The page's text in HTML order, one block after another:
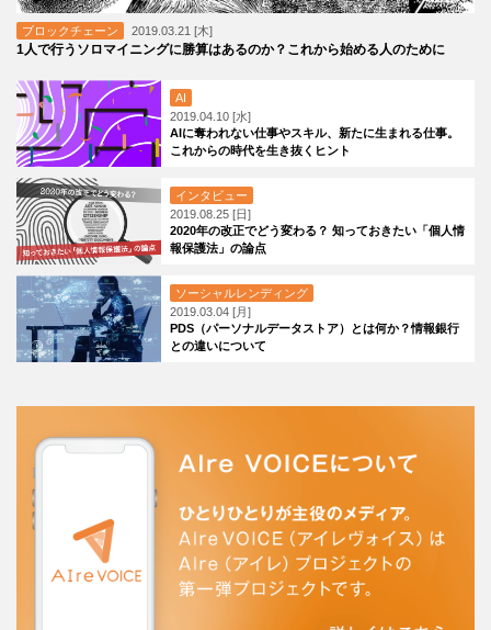
ブロックチェーン 2019.03.21 [木]
1人で行うソロマイニングに勝算はあるのか？これから始める人のために
AI
2019.04.10 [水]
AIに奪われない仕事やスキル、新たに生まれる仕事。
これからの時代を生き抜くヒント
インタビュー
2019.08.25 [日]
2020年の改正でどう変わる？ 知っておきたい「個人情
報保護法」の論点
ソーシャルレンディング
2019.03.04 [月]
PDS（パーソナルデータストア）とは何か？情報銀行
との違いについて